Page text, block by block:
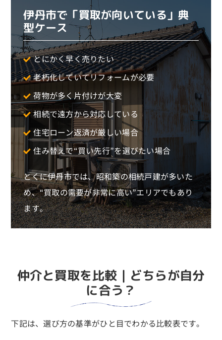
伊丹市で「買取が向いている」典
型ケース
とにかく早く売りたい
老朽化していてリフォームが必要
荷物が多く片付けが大変
相続で遠方から対応している
住宅ローン返済が厳しい場合
住み替えで“買い先行”を選びたい場合
とくに伊丹市では、昭和築の相続戸建が多いた
め、“買取の需要が非常に高い”エリアでもあり
ます。
仲介と買取を比較｜どちらが自分
に合う？
下記は、選び方の基準がひと目でわかる比較表です。